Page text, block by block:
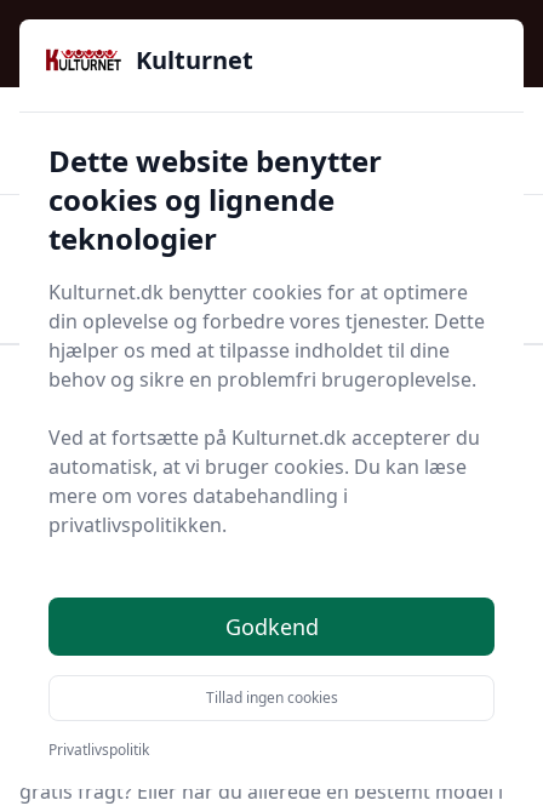
Kulturnet - Alt Det Gode I Livet | Din Kulturguide Siden
2016
97 kategorier 👍Kun godkendte butikker
Start søgning
Bolig og indretning Møbler
Find de bedste
barnestole - 1
Du er kommet til det rette sted! På Kulturnet har vi
udvalgt 1 af de bedste barnestole, så du får det
Leder du efter et godt barnestole tilbud? Vil du have
gratis fragt? Eller har du allerede en bestemt model i
Kulturnet
Dette website benytter
cookies og lignende
teknologier
Kulturnet.dk benytter cookies for at optimere
din oplevelse og forbedre vores tjenester. Dette
hjælper os med at tilpasse indholdet til dine
behov og sikre en problemfri brugeroplevelse.
Ved at fortsætte på Kulturnet.dk accepterer du
automatisk, at vi bruger cookies. Du kan læse
mere om vores databehandling i
privatlivspolitikken.
Godkend
Tillad ingen cookies
Privatlivspolitik